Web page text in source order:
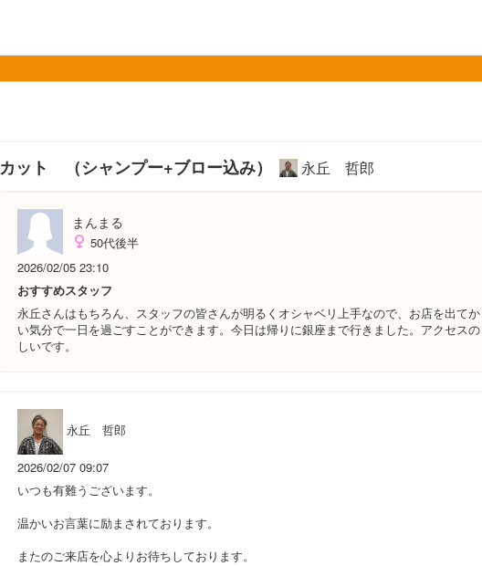
カット （シャンプー+ブロー込み） 永丘 哲郎
まんまる
50代後半
2026/02/05 23:10
おすすめスタッフ
永丘さんはもちろん、スタッフの皆さんが明るくオシャベリ上手なので、お店を出て
い気分で一日を過ごすことができます。今日は帰りに銀座まで行きました。アクセス
しいです。
永丘 哲郎
2026/02/07 09:07
いつも有難うございます。
温かいお言葉に励まされております。
またのご来店を心よりお待ちしております。